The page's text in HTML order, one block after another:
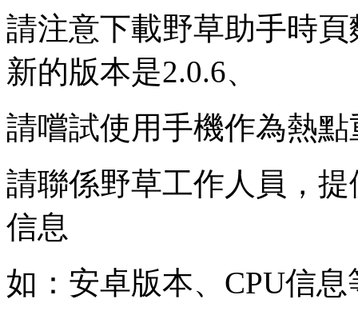
請注意下載野草助手時
新的版本是2.0.6、
請嚐試使用手機作為熱
請聯係野草工作人員，
信息
如：安卓版本、CPU信息